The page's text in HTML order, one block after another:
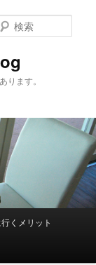
ります。
索
くメリット